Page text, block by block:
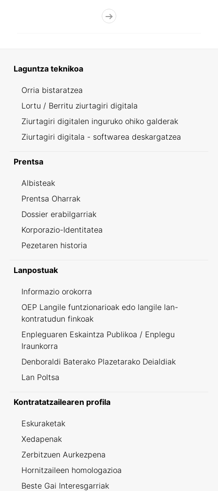
Laguntza teknikoa
Orria bistaratzea
Lortu / Berritu ziurtagiri digitala
Ziurtagiri digitalen inguruko ohiko galderak
Ziurtagiri digitala - softwarea deskargatzea
Prentsa
Albisteak
Prentsa Oharrak
Dossier erabilgarriak
Korporazio-Identitatea
Pezetaren historia
Lanpostuak
Informazio orokorra
OEP Langile funtzionarioak edo langile lan-
kontratudun finkoak
Enpleguaren Eskaintza Publikoa / Enplegu
Iraunkorra
Denboraldi Baterako Plazetarako Deialdiak
Lan Poltsa
Kontratatzailearen profila
Eskuraketak
Xedapenak
Zerbitzuen Aurkezpena
Hornitzaileen homologazioa
Beste Gai Interesgarriak